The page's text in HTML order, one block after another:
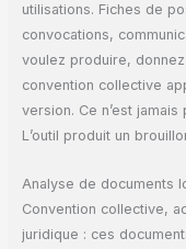
utilisations. Fiches de
convocations,
voulez produire,
convention collective
version. Ce n’est
L’outil produit un
Analyse de documents
Convention collective,
juridique : ces